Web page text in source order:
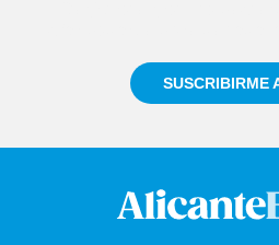
SUSCRIBIRME